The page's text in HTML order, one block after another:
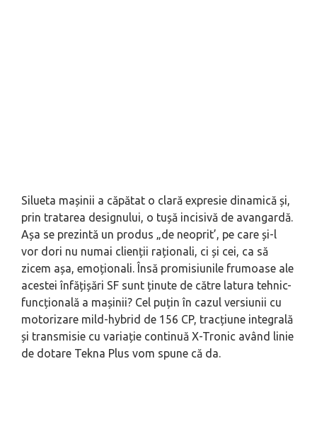
Silueta mașinii a căpătat o clară expresie dinamică și,
prin tratarea designului, o tușă incisivă de avangardă.
Așa se prezintă un produs „de neoprit’, pe care și-l
vor dori nu numai clienții raționali, ci și cei, ca să
zicem așa, emoționali. Însă promisiunile frumoase ale
acestei înfățișări SF sunt ținute de către latura tehnic-
funcțională a mașinii? Cel puțin în cazul versiunii cu
motorizare mild-hybrid de 156 CP, tracțiune integrală
și transmisie cu variație continuă X-Tronic având linie
de dotare Tekna Plus vom spune că da.